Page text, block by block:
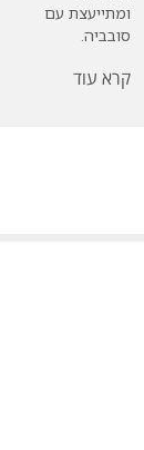
ומתייעצת עם
סובביה.
קרא עוד